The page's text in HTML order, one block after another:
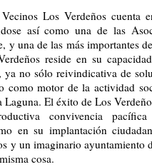
Los Verdeños cuenta
así como una de las
y una de las más importantes
reside en su
ya no sólo reivindicativa de
como motor de la actividad
Laguna. Eléxito de Los
convivencia pacífica
en su implantación
y un imaginario ayuntamiento
cosa.